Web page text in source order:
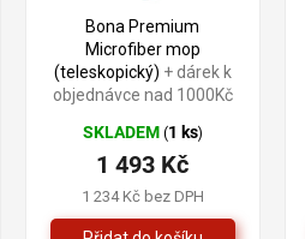
Bona Premium
Microfiber mop
(teleskopický) + dárek k
objednávce nad 1000Kč
SKLADEM (1 ks)
1 234 Kč bez DPH
1 493 Kč